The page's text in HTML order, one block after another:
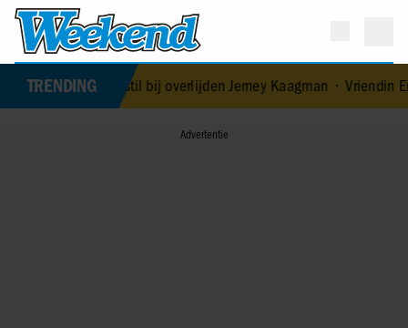
TRENDING
stil bij overlijden Jerney Kaagman•Vriendin Enzo Knol heeft